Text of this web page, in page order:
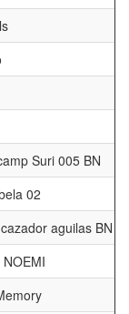
Suri 005 BN
02
aguilas BN